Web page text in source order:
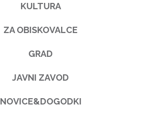
KULTURA
ZA OBISKOVALCE
GRAD
JAVNI ZAVOD
NOVICE&DOGODKI